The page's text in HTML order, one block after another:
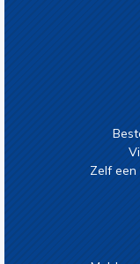
Zelf een